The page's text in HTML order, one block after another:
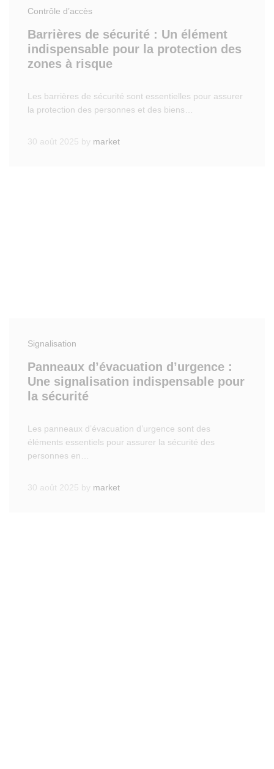
Contrôle d’accès
Barrières de sécurité : Un élément
indispensable pour la protection des
zones à risque
Les barrières de sécurité sont essentielles pour assurer
la protection des personnes et des biens…
30 août 2025 by market
Signalisation
Panneaux d’évacuation d’urgence :
Une signalisation indispensable pour
la sécurité
Les panneaux d’évacuation d’urgence sont des
éléments essentiels pour assurer la sécurité des
personnes en…
30 août 2025 by market